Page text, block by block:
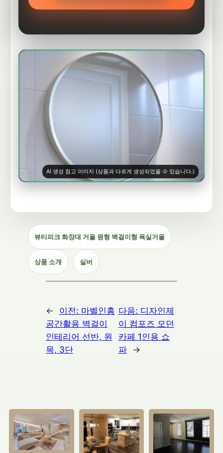
AI 생성 참고 이미지 (상품과 다르게 생성되었을 수 있습니다.)
뷰티피크 화장대 거울 원형 벽걸이형 욕실거울
상품 소개 실버
← 이전: 마벨인홈
공간활용 벽걸이
인테리어 선반, 원
목, 3단
다음: 디자인제
이 컴포즈 모던
카페 1인용 쇼
파
→